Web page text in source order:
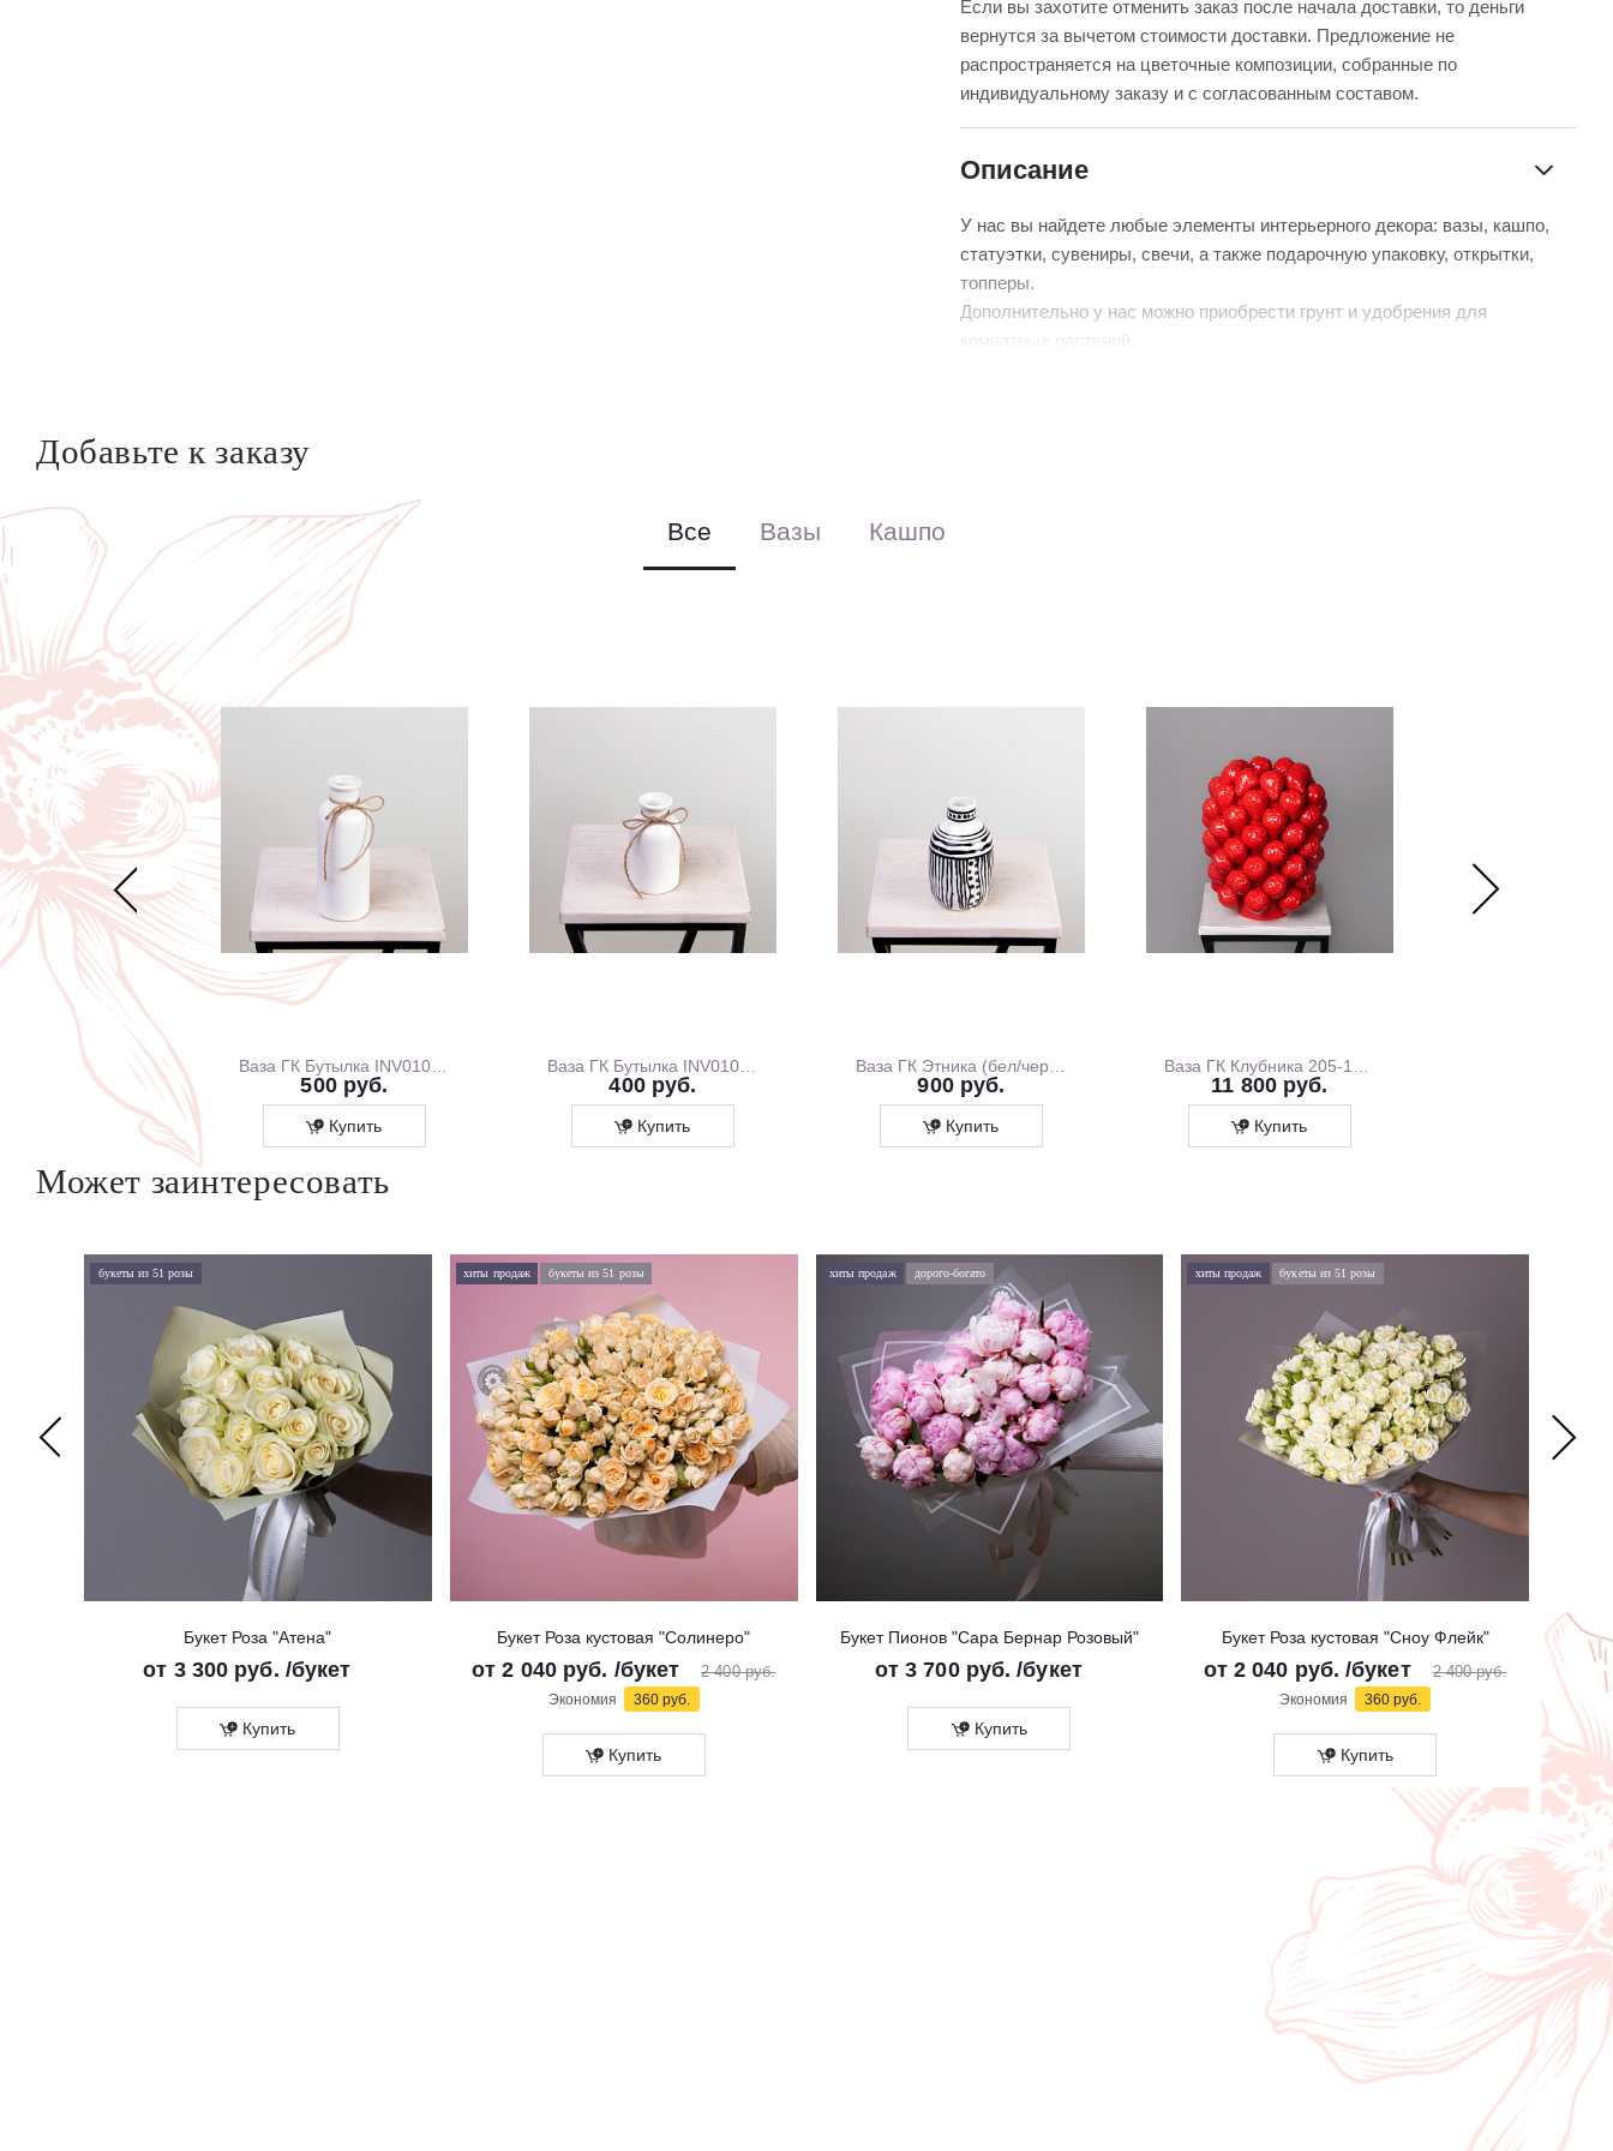
Если вы захотите отменить заказ после начала доставки, то деньги
вернутся за вычетом стоимости доставки. Предложение не
распространяется на цветочные композиции, собранные по
индивидуальному заказу и с согласованным составом.
Описание
У нас вы найдете любые элементы интерьерного декора: вазы, кашпо,
статуэтки, сувениры, свечи, а также подарочную упаковку, открытки,
топперы.
Дополнительно у нас можно приобрести грунт и удобрения для
комнатных растений.
Добавьте к заказу
Все Вазы Кашпо
Кашпо Ингрин London CUBE c дренаж. вставкой
500 руб.
Купить
400 руб.
Купить
900 руб.
Купить
11 800 руб.
Купить
Может заинтересовать
букеты из 51 розы
Букет Роза "Атена"
от 3 300 руб. /букет
Купить
хиты продаж букеты из 51 розы
Букет Роза кустовая "Солинеро"
от2 040 руб. /букет 2 400 руб.
Экономия 360 руб.
Купить
хиты продаж дорого-богато
Букет Пионов "Сара Бернар Розовый"
от3 700 руб. /букет
Купить
хиты продаж букеты из 51 розы
Букет Роза кустовая "Сноу Флейк"
от 2 040 руб. /букет 2 400 руб.
Экономия 360 руб.
Купить